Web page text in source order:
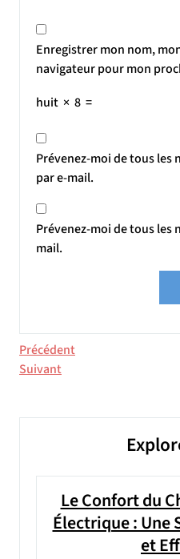
Enregistrer mon nom,
navigateur pour mon
huit × 8 =
Prévenez-moi de tous les
par e-mail.
Prévenez-moi de tous les
mail.
Navigation
de
Article
précédent
Précédent
Article
Suivant
Le Confort du
Électrique : Une
et